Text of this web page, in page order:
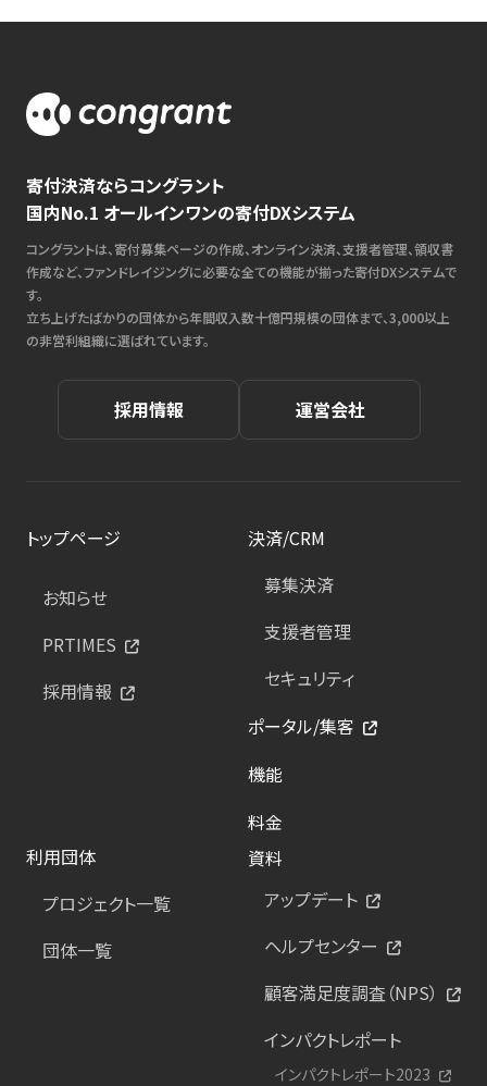
寄付決済ならコングラント
国内No.1 オールインワンの寄付DXシステム
コングラントは、寄付募集ページの作成、オンライン決済、支援者管理、領収書
作成など、ファンドレイジングに必要な全ての機能が揃った寄付DXシステムで
す。
立ち上げたばかりの団体から年間収入数十億円規模の団体まで、3,000以上
の非営利組織に選ばれています。
採用情報 運営会社
トップページ
お知らせ
PRTIMES
採用情報
決済/CRM
募集決済
支援者管理
セキュリティ
ポータル/集客
機能
料金
利用団体
プロジェクト一覧
団体一覧
資料
アップデート
ヘルプセンター
顧客満足度調査（NPS）
インパクトレポート
インパクトレポート2023